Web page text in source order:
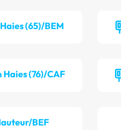
(65)/BEM
Haies (76)/CAF
BEF